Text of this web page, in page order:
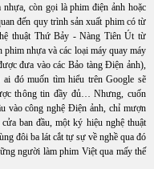
còn gọi là phim điện ảnh hoặc
đến quy trình sản xuất phim có từ
thuật Thứ Bảy - Nàng Tiên Út từ
nhựa và các loại máy quay máy
đưa vào các Bảo tàng Điện ảnh),
đó muốn tìm hiểu trên Google sẽ
thông tin đầy đủ… Nhưng, cuốn
vào công nghệ Điện ảnh, chỉ mượn
ban đầu, một ký hiệu nghệ thuật
đôi ba lát cắt tự sự về nghề qua đó
người làm phim Việt qua mấy thế